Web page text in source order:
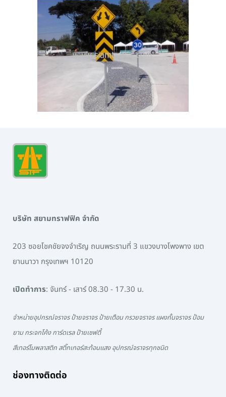
บริษัท สยามทราฟฟิค จำกัด
203 ซอยโชคชัยจงจำเริญ ถนนพระรามที่ 3 แขวงบางโพงพาง เขต
ยานนาวา กรุงเทพฯ 10120
เปิดทำการ: จันทร์ - เสาร์ 08.30 - 17.30 น.
จำหน่ายอุปกรณ์จราจร ป้ายจราจร ป้ายเตือน กรวยจราจร แผงกั้นจราจร ป้อม
ยาม กระจกโค้ง การ์ดเรล ป้ายเซฟตี้
สีเทอร์โมพลาสติก สติ๊กเกอร์สะท้อนแสง อุปกรณ์จราจรทุกชนิด
ช่องทางติดต่อ